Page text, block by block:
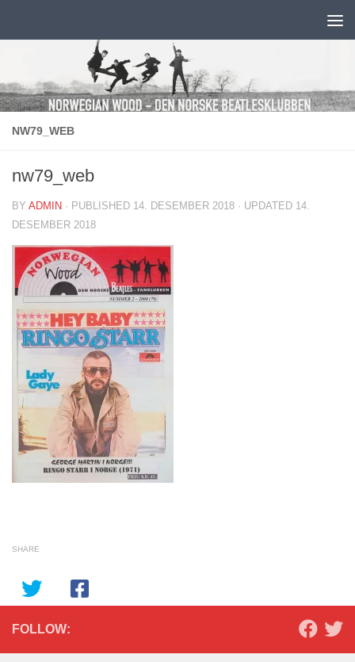
NW79_WEB
nw79_web
BY ADMIN · PUBLISHED 14. DESEMBER 2018 · UPDATED 14.
DESEMBER 2018
SHARE
FOLLOW: